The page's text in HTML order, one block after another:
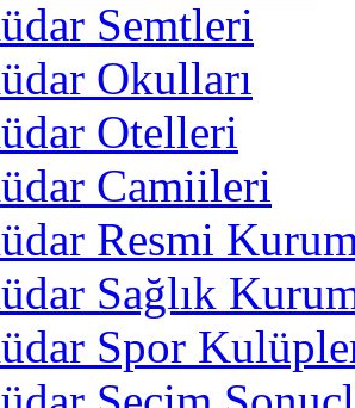
Semtleri
Okulları
Otelleri
Camiileri
Resmi
Sağlık
Spor